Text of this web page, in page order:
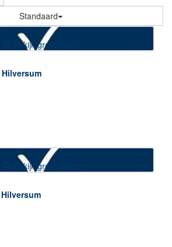
Standaard
Bekijk grote foto's
Hilversum
Bekijk grote foto's
Hilversum